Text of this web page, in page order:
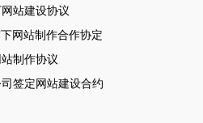
站建设协议
网站制作合作协定
制作协议
签定网站建设合约